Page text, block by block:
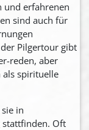
und erfahrenen
sind auch für
Pilgertour gibt
reden, aber
als spirituelle
in
stattfinden. Oft